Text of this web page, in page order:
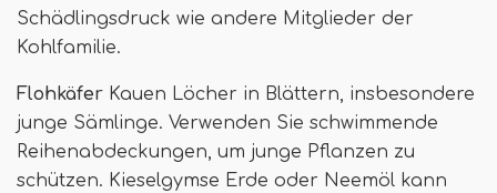
Schädlingsdruck wie andere Mitglieder der
Kohlfamilie.
Flohkäfer Kauen Löcher in Blättern, insbesondere
junge Sämlinge. Verwenden Sie schwimmende
Reihenabdeckungen, um junge Pflanzen zu
schützen. Kieselgymse Erde oder Neemöl kann